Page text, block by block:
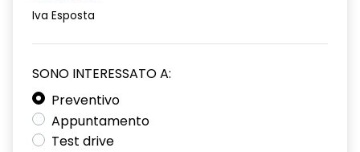
Iva Esposta
SONO INTERESSATO A:
Preventivo
Appuntamento
Test drive